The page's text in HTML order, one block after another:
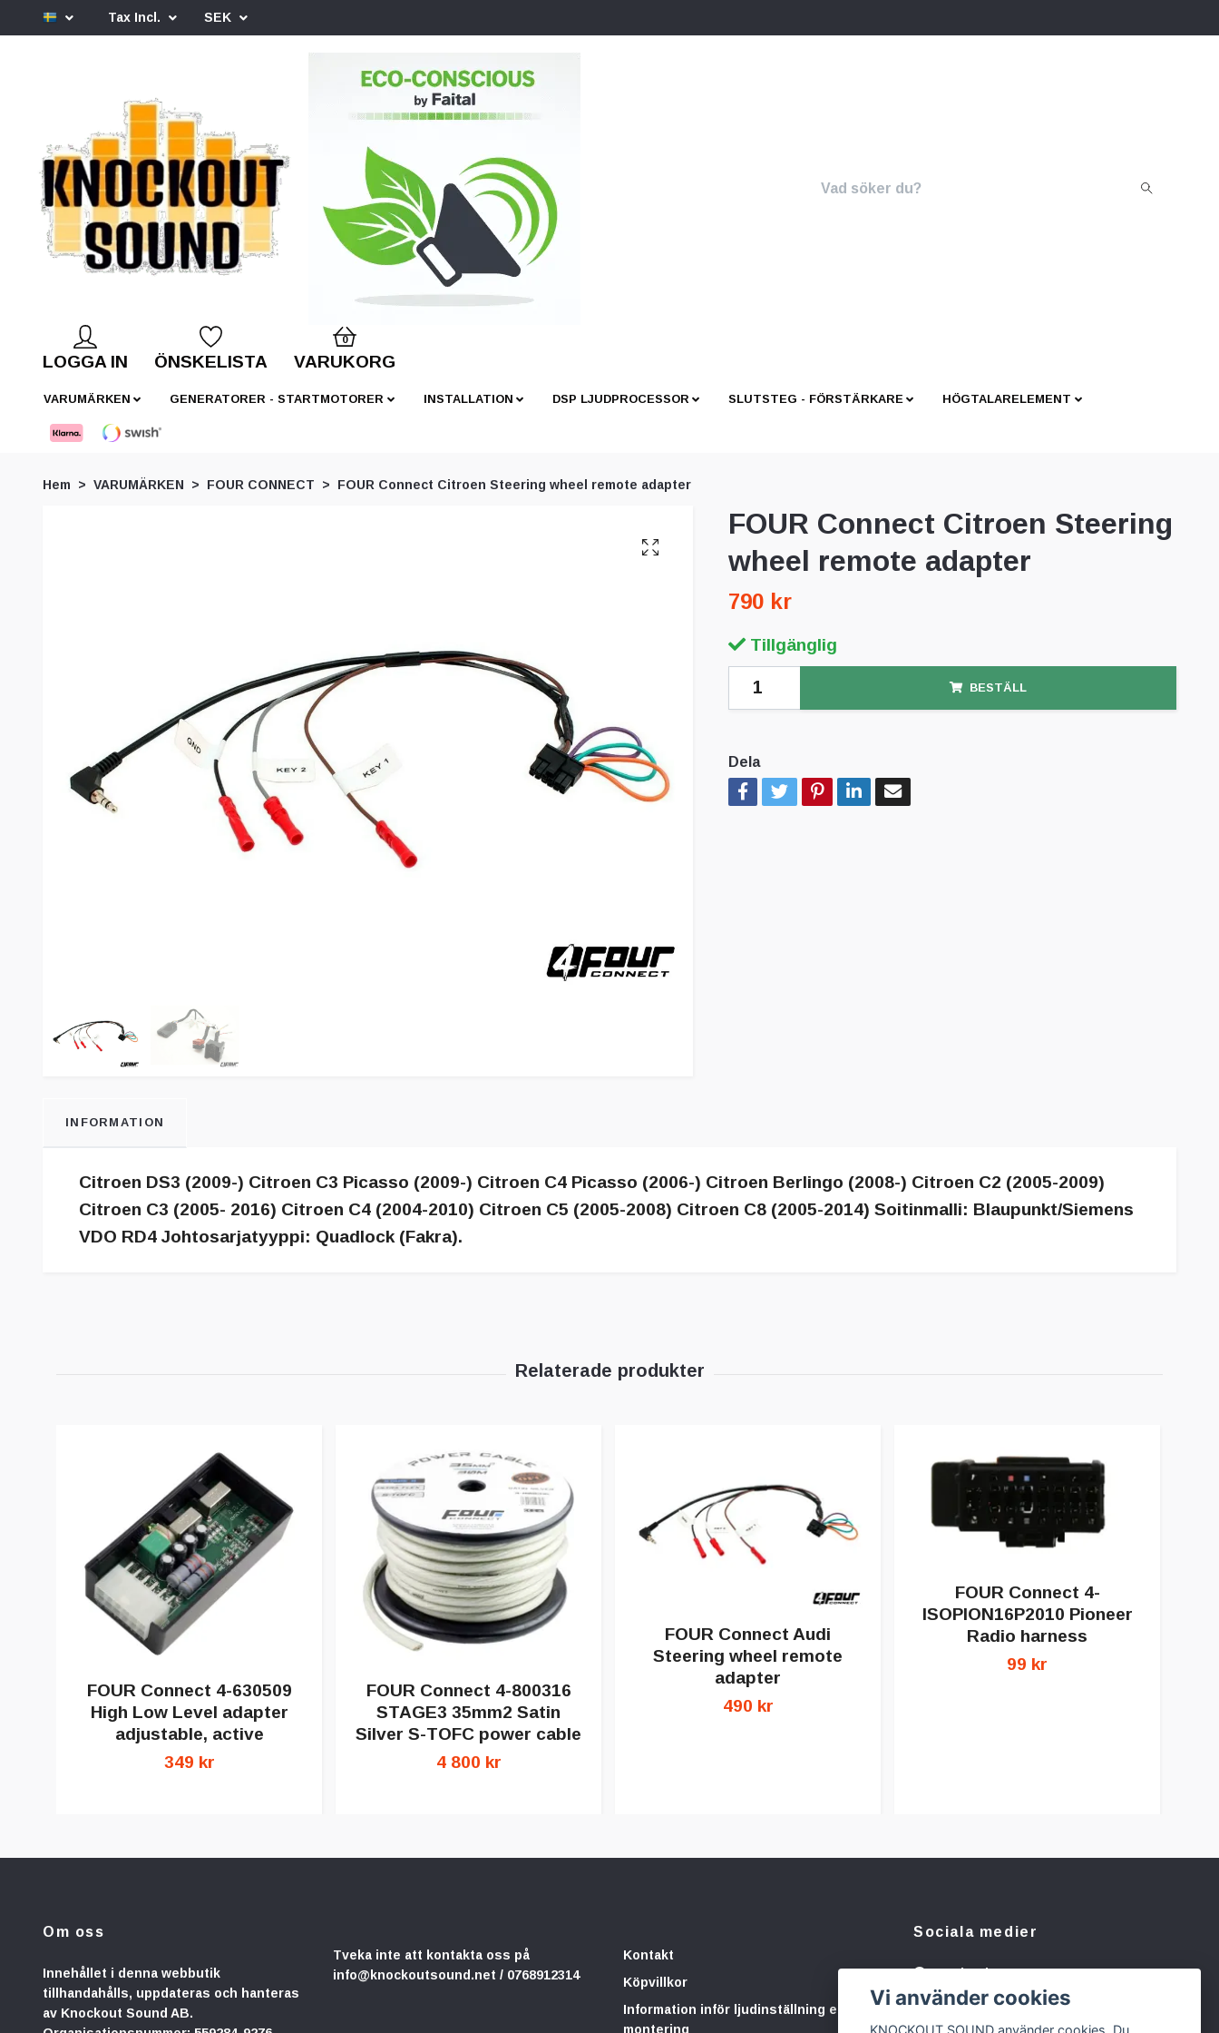
Tax Incl. SEK
LOGGA IN ÖNSKELISTA
0
VARUKORG
VARUMÄRKEN GENERATORER - STARTMOTORER INSTALLATION DSP LJUDPROCESSOR SLUTSTEG - FÖRSTÄRKARE HÖGTALARELEMENT
Hem VARUMÄRKEN FOUR CONNECT FOUR Connect Citroen Steering wheel remote adapter
FOUR Connect Citroen Steering
wheel remote adapter
790 kr
Tillgänglig
BESTÄLL
Dela
INFORMATION
Citroen DS3 (2009-) Citroen C3 Picasso (2009-) Citroen C4 Picasso (2006-) Citroen Berlingo (2008-) Citroen C2 (2005-2009)
Citroen C3 (2005- 2016) Citroen C4 (2004-2010) Citroen C5 (2005-2008) Citroen C8 (2005-2014) Soitinmalli: Blaupunkt/Siemens
VDO RD4 Johtosarjatyyppi: Quadlock (Fakra).
FOUR Connect 4-630509
High Low Level adapter
adjustable, active
349 kr
FOUR Connect 4-800316
STAGE3 35mm2 Satin
Silver S-TOFC power cable
4 800 kr
FOUR Connect Audi
Steering wheel remote
adapter
490 kr
FOUR Connect 4-
ISOPION16P2010 Pioneer
Radio harness
99 kr
Om oss
Innehållet i denna webbutik
tillhandahålls, uppdateras och hanteras
av Knockout Sound AB.
Tveka inte att kontakta oss på
info@knockoutsound.net / 0768912314
Kontakt
Köpvillkor
Information inför ljudinställning eller
montering
Sociala medier
Facebook
Instagram
Vi använder cookies